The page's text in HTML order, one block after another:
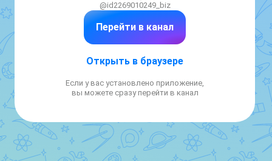
@id2269010249_biz
Перейти в канал
Открыть в браузере
Если у вас установлено приложение,
вы можете сразу перейти в канал